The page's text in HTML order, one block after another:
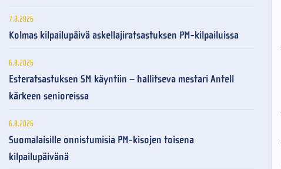
7.8.2026
Kolmas kilpailupäivä askellajiratsastuksen PM-kilpailuissa
6.8.2026
Esteratsastuksen SM käyntiin – hallitseva mestari Antell
kärkeen senioreissa
6.8.2026
Suomalaisille onnistumisia PM-kisojen toisena
kilpailupäivänä